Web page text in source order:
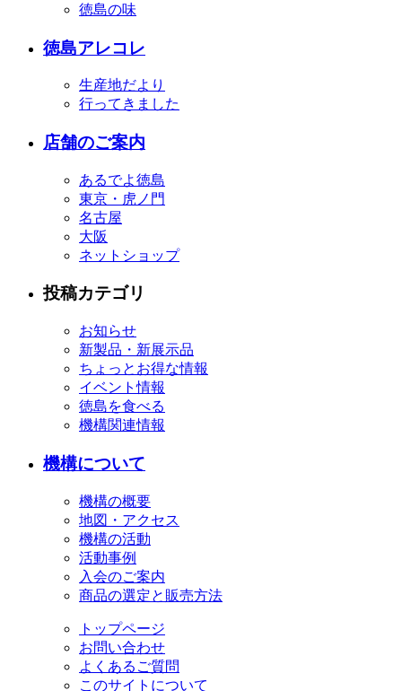
徳島の味
徳島アレコレ
生産地だより
行ってきました
店舗のご案内
あるでよ徳島
東京・虎ノ門
名古屋
大阪
ネットショップ
投稿カテゴリ
お知らせ
新製品・新展示品
ちょっとお得な情報
イベント情報
徳島を食べる
機構関連情報
機構について
機構の概要
地図・アクセス
機構の活動
活動事例
入会のご案内
商品の選定と販売方法
トップページ
お問い合わせ
よくあるご質問
このサイトについて